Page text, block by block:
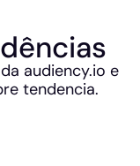
audiency.io e
tendencia.